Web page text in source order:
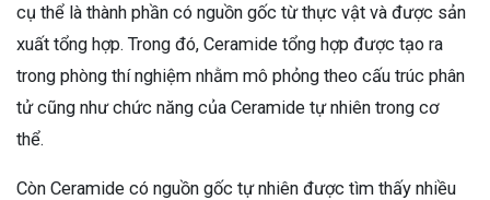
cụ thể là thành phần có nguồn gốc từ thực vật và được sản
xuất tổng hợp. Trong đó, Ceramide tổng hợp được tạo ra
trong phòng thí nghiệm nhằm mô phỏng theo cấu trúc phân
tử cũng như chức năng của Ceramide tự nhiên trong cơ
thể.
Còn Ceramide có nguồn gốc tự nhiên được tìm thấy nhiều